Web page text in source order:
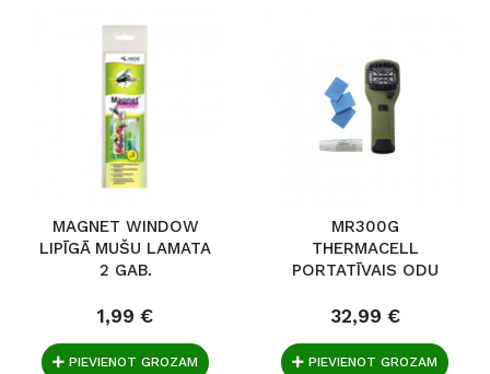
MAGNET WINDOW
LIPĪGĀ MUŠU LAMATA
2 GAB.
1,99 €
PIEVIENOT GROZAM
MR300G
THERMACELL
PORTATĪVAIS ODU
32,99 €
PIEVIENOT GROZAM